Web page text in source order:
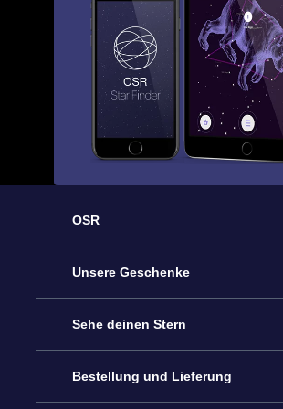
OSR
Service
Kontakt
Blog
Unsere Geschenke
Sterne schenken
OSR-Geschenkpaket
Sehe deinen Stern
Sternregister
Bestellung und Lieferung